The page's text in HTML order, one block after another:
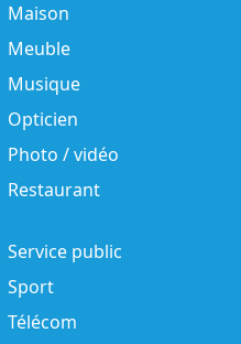
Maison
Meuble
Musique
Opticien
Photo / vidéo
Restaurant
Service public
Sport
Télécom